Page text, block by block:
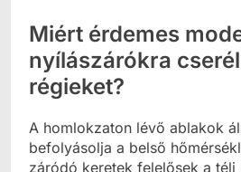
Miért érdemes
nyílászárókra
régieket?
A homlokzaton lévő ablakok
befolyásolja a belső
záródó keretek felelősek a téli